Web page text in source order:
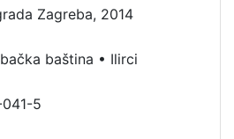
Zagreba, 2014
baština • Ilirci
5